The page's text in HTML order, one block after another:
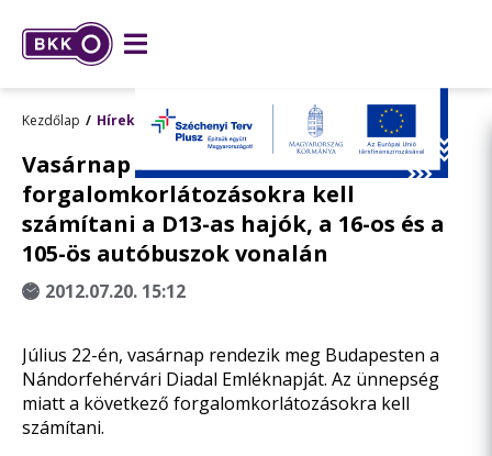
Kezdőlap Hírek
Vasárnap rendezvény miatt
forgalomkorlátozásokra kell
számítani a D13-as hajók, a 16-os és a
105-ös autóbuszok vonalán
2012.07.20. 15:12
Július 22-én, vasárnap rendezik meg Budapesten a
Nándorfehérvári Diadal Emléknapját. Az ünnepség
miatt a következő forgalomkorlátozásokra kell
számítani.